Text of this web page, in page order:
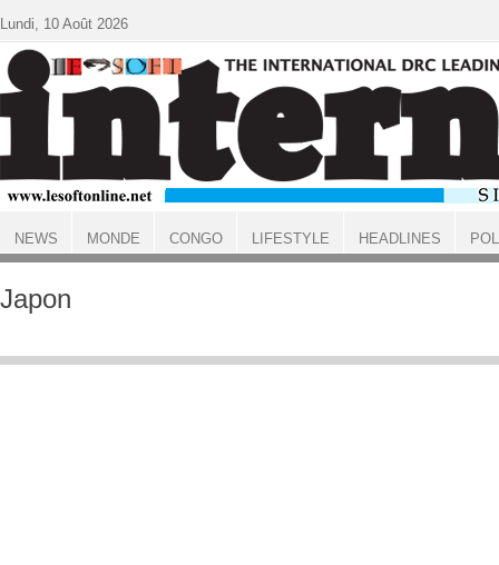
ACCUEIL
Japon
Lundi, 10 Août 2026
NEWS MONDE CONGO LIFESTYLE HEADLINES